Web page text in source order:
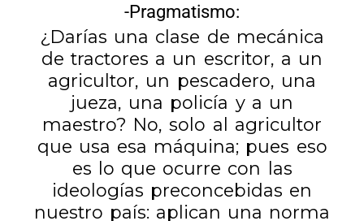
-Pragmatismo:
¿Darías una clase de mecánica
de tractores a un escritor, a un
agricultor, un pescadero, una
jueza, una policía y a un
maestro? No, solo al agricultor
que usa esa máquina; pues eso
es lo que ocurre con las
ideologías preconcebidas en
nuestro país: aplican una norma